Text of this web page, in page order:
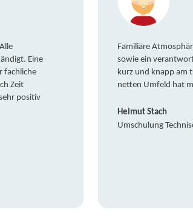
Eine
fachliche
Zeit
positiv
Familiäre
sowie ein
kurz und knapp am
netten Umfeld hat
Helmut Stach
Umschulung